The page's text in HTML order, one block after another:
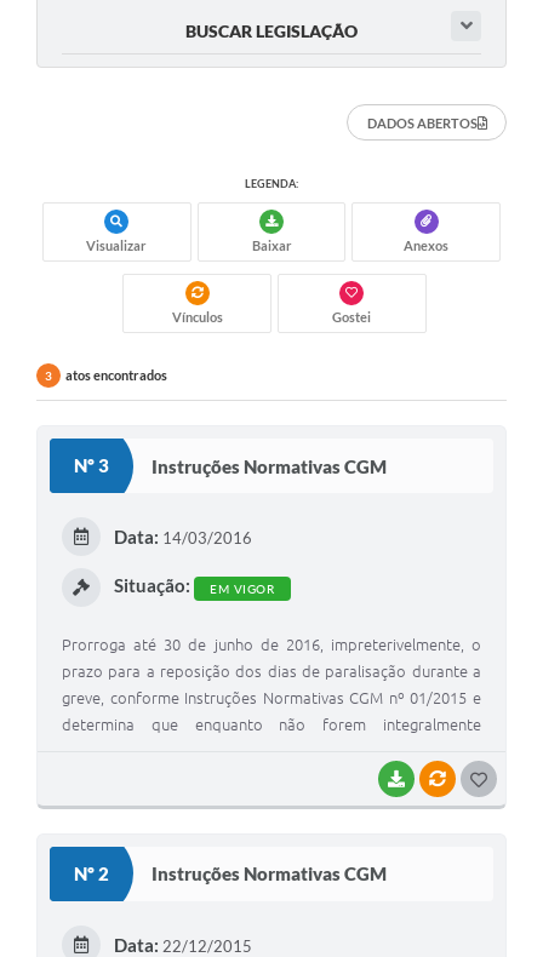
BUSCAR LEGISLAÇÃO
DADOS ABERTOS
LEGENDA:
Visualizar Baixar Anexos
Vínculos Gostei
3 atos encontrados
Nº 3 Instruções Normativas CGM
BAIXARVÍNCULOS
Data: 14/03/2016
Situação: EM VIGOR
Prorroga até 30 de junho de 2016, impreterivelmente, o
prazo para a reposição dos dias de paralisação durante a
greve, conforme Instruções Normativas CGM nº 01/2015 e
determina que enquanto não forem integralmente
servidor não poderá usufruir de férias e de licença-prêmio,
bem como afastamento para tratar de interesse particular.
Nº 2 Instruções Normativas CGM
Data: 22/12/2015